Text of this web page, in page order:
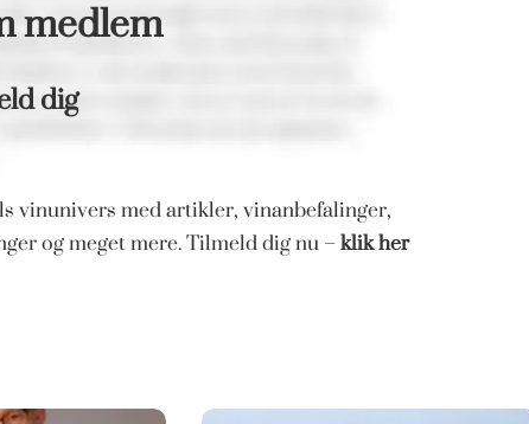
medlem
dig
vinunivers med artikler, vinanbefalinger,
og meget mere. Tilmeld dig nu – klik her